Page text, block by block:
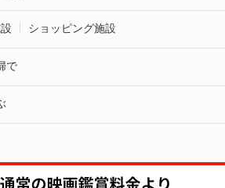
ショッピング施設
で